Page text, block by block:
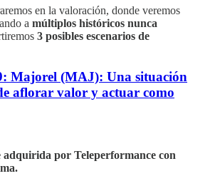
en la valoración, donde veremos
a múltiplos históricos nunca
3 posibles escenarios de
Majorel (MAJ): Una situación
aflorar valor y actuar como
adquirida por Teleperformance con